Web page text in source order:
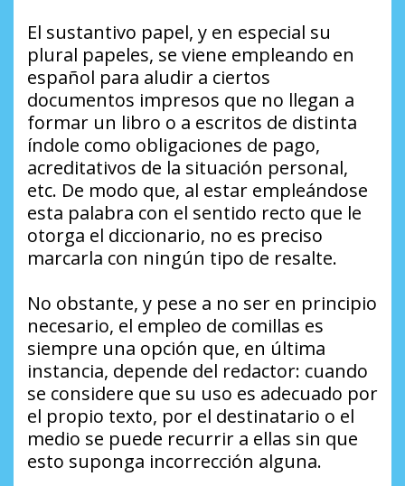
El sustantivo papel, y en especial su
plural papeles, se viene empleando en
español para aludir a ciertos
documentos impresos que no llegan a
formar un libro o a escritos de distinta
índole como obligaciones de pago,
acreditativos de la situación personal,
etc. De modo que, al estar empleándose
esta palabra con el sentido recto que le
otorga el diccionario, no es preciso
marcarla con ningún tipo de resalte.
No obstante, y pese a no ser en principio
necesario, el empleo de comillas es
siempre una opción que, en última
instancia, depende del redactor: cuando
se considere que su uso es adecuado por
el propio texto, por el destinatario o el
medio se puede recurrir a ellas sin que
esto suponga incorrección alguna.